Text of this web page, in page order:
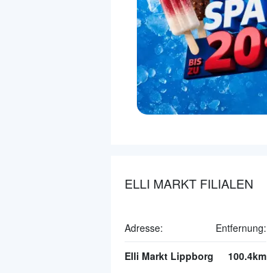
ELLI MARKT FILIALEN
Adresse: Entfernung:
Elli Markt Lippborg 100.4km